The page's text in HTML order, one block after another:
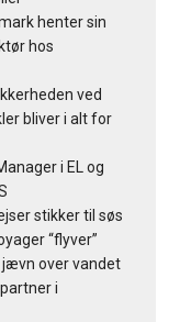
henter sin
hos
ved
bliver i alt for
i EL og
stikker til søs
“flyver”
over vandet
i